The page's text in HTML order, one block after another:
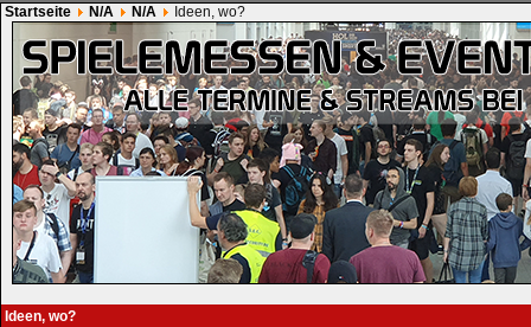
Startseite N/A N/A Ideen, wo?
Ideen, wo?